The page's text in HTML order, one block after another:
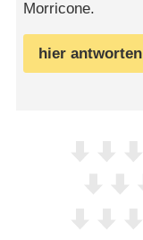
Morricone.
hier antworten